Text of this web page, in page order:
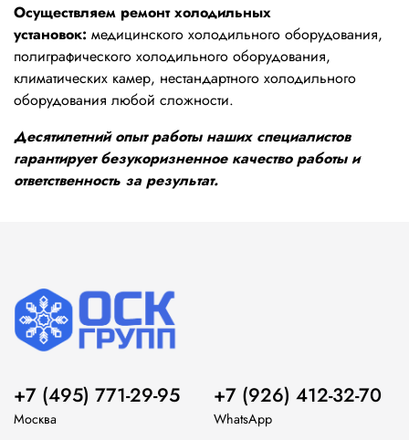
Осуществляем ремонт холодильных
установок: медицинского холодильного оборудования,
полиграфического холодильного оборудования,
климатических камер, нестандартного холодильного
оборудования любой сложности.
Десятилетний опыт работы наших специалистов
гарантирует безукоризненное качество работы и
ответственность за результат.
+7 (495) 771-29-95
Москва
+7 (926) 412-32-70
WhatsApp